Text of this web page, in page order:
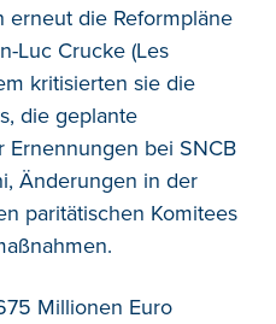
erneut die Reformpläne
Luc Crucke (Les
kritisierten sie die
die geplante
Ernennungen bei SNCB
Änderungen in der
paritätischen Komitees
Millionen Euro